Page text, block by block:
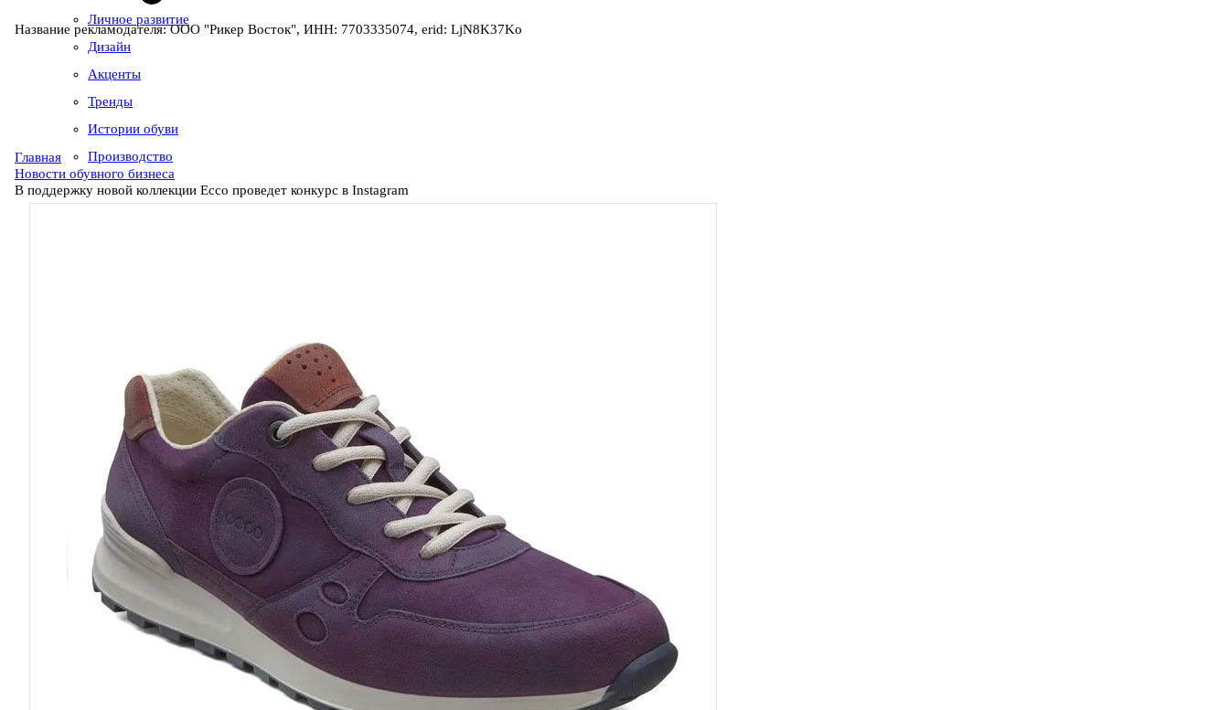
Личное развитие
Дизайн
Акценты
Тренды
Истории обуви
Производство
Название рекламодателя: ООО "Рикер Восток", ИНН: 7703335074, erid: LjN8K37Ko
Главная
Новости обувного бизнеса
В поддержку новой коллекции Ecco проведет конкурс в Instagram